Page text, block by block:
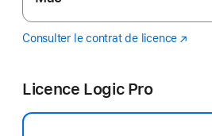
Consulter le contrat de licence Final
(s’ouvre
Licence Logic Pro